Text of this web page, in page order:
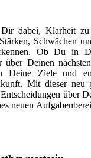
dabei, Klarheit
Schwächen
Ob Du in
über Deinen
Deine Ziele und
Mit dieser neu
über
neuen